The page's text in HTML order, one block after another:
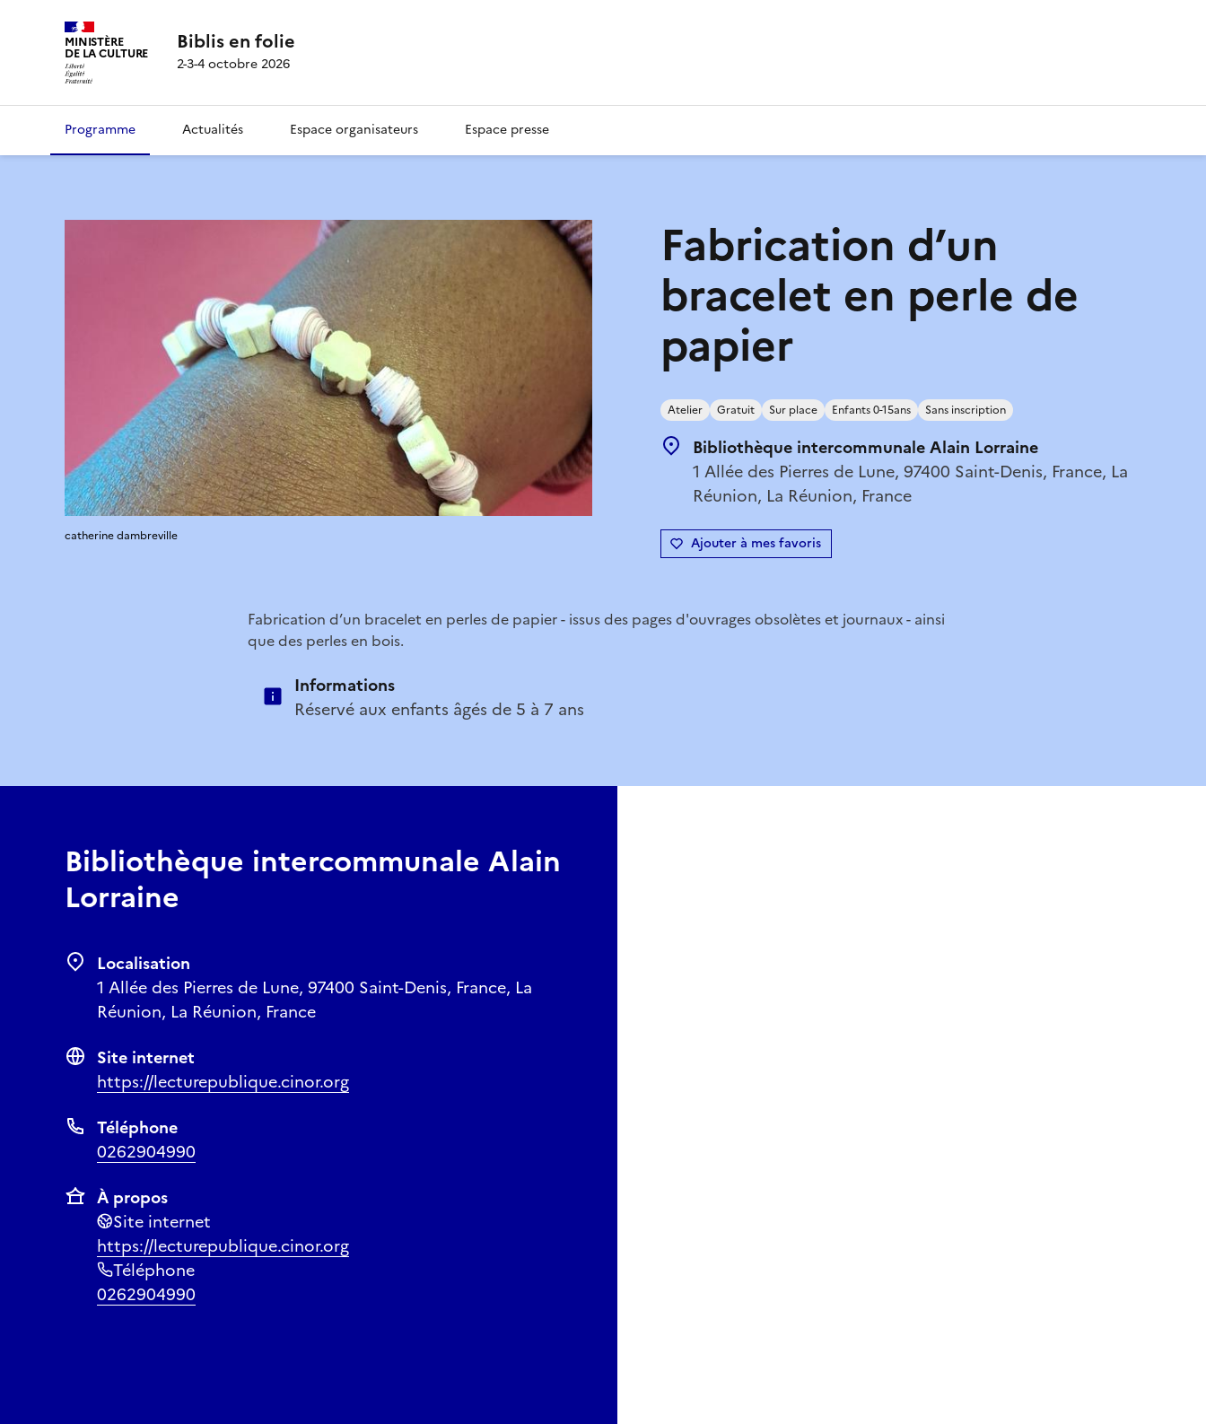
MINISTÈRE
DE LA CULTURE Biblis en folie
2-3-4 octobre 2026
Programme Actualités Espace organisateurs Espace presse
Fabrication d’un
bracelet en perle de
papier
Atelier Gratuit Sur place Enfants 0-15ans Sans inscription
Bibliothèque intercommunale Alain Lorraine
1 Allée des Pierres de Lune, 97400 Saint-Denis, France, La
Réunion, La Réunion, France
Ajouter à mes favoris
catherine dambreville
Fabrication d’un bracelet en perles de papier - issus des pages d'ouvrages obsolètes et journaux - ainsi
que des perles en bois.
Informations
Réservé aux enfants âgés de 5 à 7 ans
Bibliothèque intercommunale Alain
Lorraine
Localisation
1 Allée des Pierres de Lune, 97400 Saint-Denis, France, La
Réunion, La Réunion, France
Site internet
https://lecturepublique.cinor.org
Téléphone
0262904990
À propos
Site internet
https://lecturepublique.cinor.org
Téléphone
0262904990